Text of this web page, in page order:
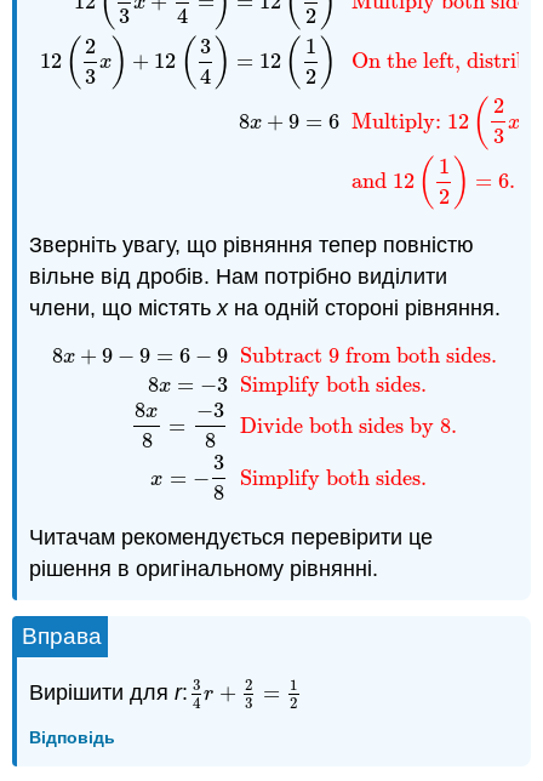
3 4 2
12 ( 2
3
x ) + 12 ( 3
4 ) = 12 ( 1
2 )
8x + 9 = 6
On the left,
Multiply: 12 ( 2
3
x
and 12 ( 1
2 ) = 6.
Зверніть увагу, що рівняння тепер повністю
вільне від дробів. Нам потрібно виділити
члени, що містятьxна одній стороні рівняння.
8x + 9 − 9 = 6 − 9
8x = −3
8x
8
=
−3
8
x = −
3
8
Subtract 9 from both sides.
Simplify both sides.
Divide both sides by 8.
Simplify both sides.
6−9 Subtract 9 from both sides.8
Читачам рекомендується перевірити це
рішення в оригінальному рівнянні.
Вправа
Вирішити дляr: 3
4 r + 2
3
=
1
2
34r +23 =1 2
Відповідь